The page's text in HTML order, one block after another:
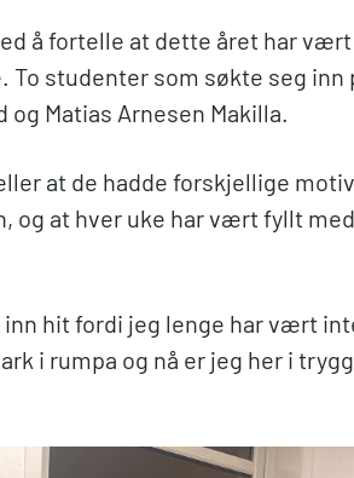
å fortelle at dette året har
To studenter som søkte seg inn
og Matias Arnesen Makilla.
at de hadde forskjellige
og at hver uke har vært fyllt
hit fordi jeg lenge har vært
i rumpa og nå er jeg her i